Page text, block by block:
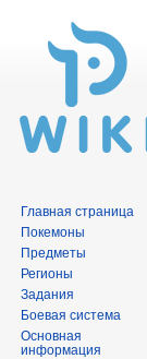
Главная страница
Покемоны
Предметы
Регионы
Задания
Боевая система
Основная
информация